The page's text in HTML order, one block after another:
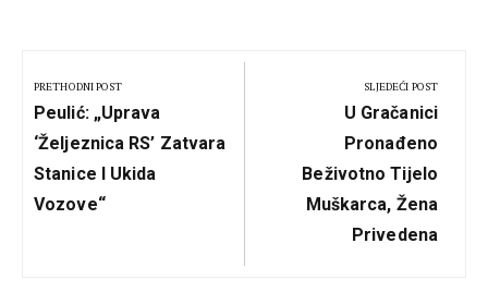
članka
PRETHODNI POST
Previous
Post:
Peulić: „Uprava
‘Željeznica RS’ Zatvara
Stanice I Ukida
Vozove“
SLJEDEĆI POST
Next
Post:
U Gračanici
Pronađeno
Beživotno Tijelo
Muškarca, Žena
Privedena